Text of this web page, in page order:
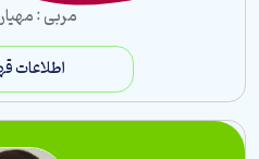
مربی :
اطلاعات